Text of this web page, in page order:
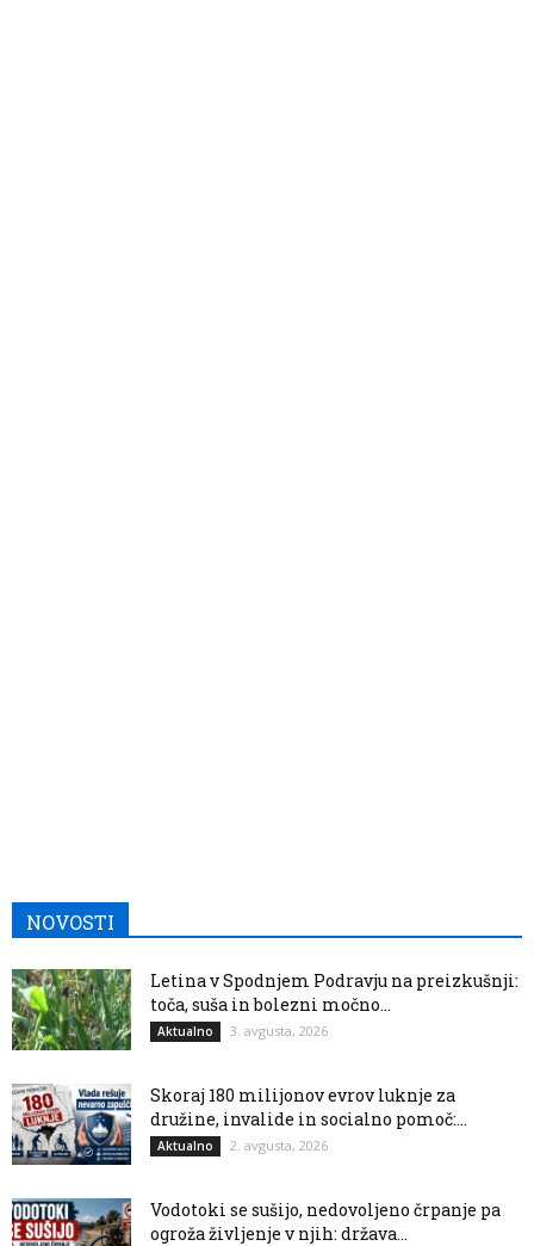
NOVOSTI
Letina v Spodnjem Podravju na preizkušnji:
toča, suša in bolezni močno...
Aktualno 3. avgusta, 2026
Skoraj 180 milijonov evrov luknje za
družine, invalide in socialno pomoč:...
Aktualno 2. avgusta, 2026
Vodotoki se sušijo, nedovoljeno črpanje pa
ogroža življenje v njih: država...